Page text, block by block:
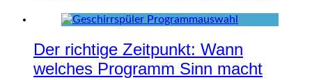
Der richtige Zeitpunkt: Wann
welches Programm Sinn macht